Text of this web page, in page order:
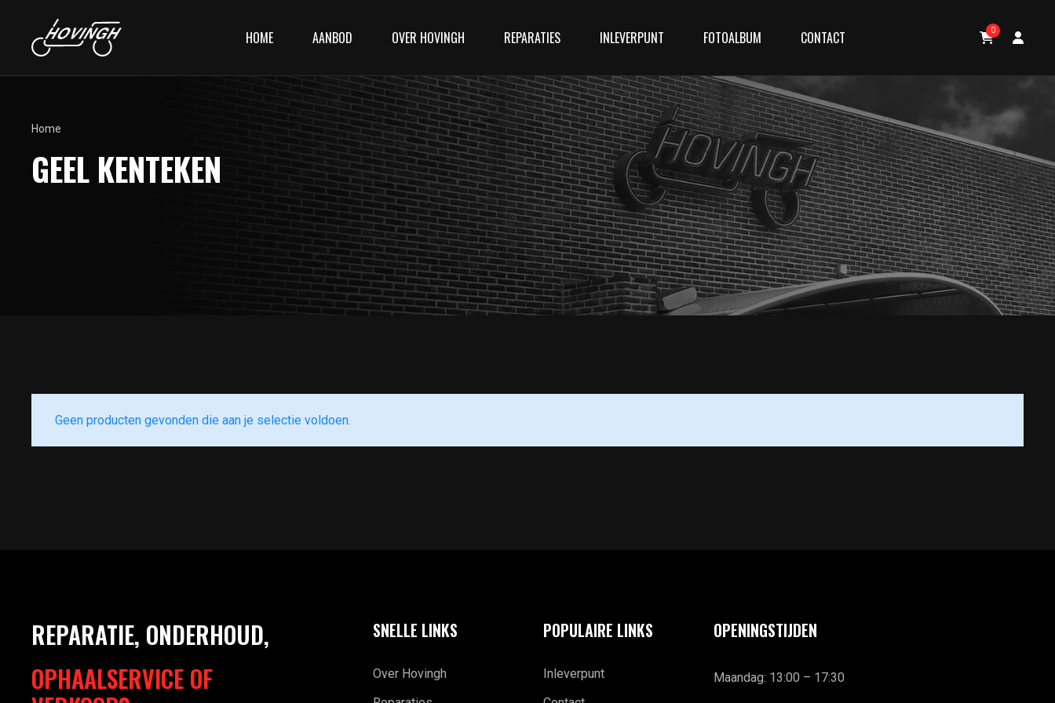
HOME AANBOD OVER HOVINGH REPARATIES INLEVERPUNT FOTOALBUM CONTACT 0
Home
GEEL KENTEKEN
Geen producten gevonden die aan je selectie voldoen.
REPARATIE, ONDERHOUD,
OPHAALSERVICE OF
SNELLE LINKS
Over Hovingh
POPULAIRE LINKS
Inleverpunt
OPENINGSTIJDEN
Maandag: 13:00 – 17:30